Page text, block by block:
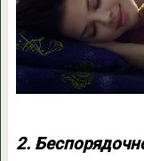
2.